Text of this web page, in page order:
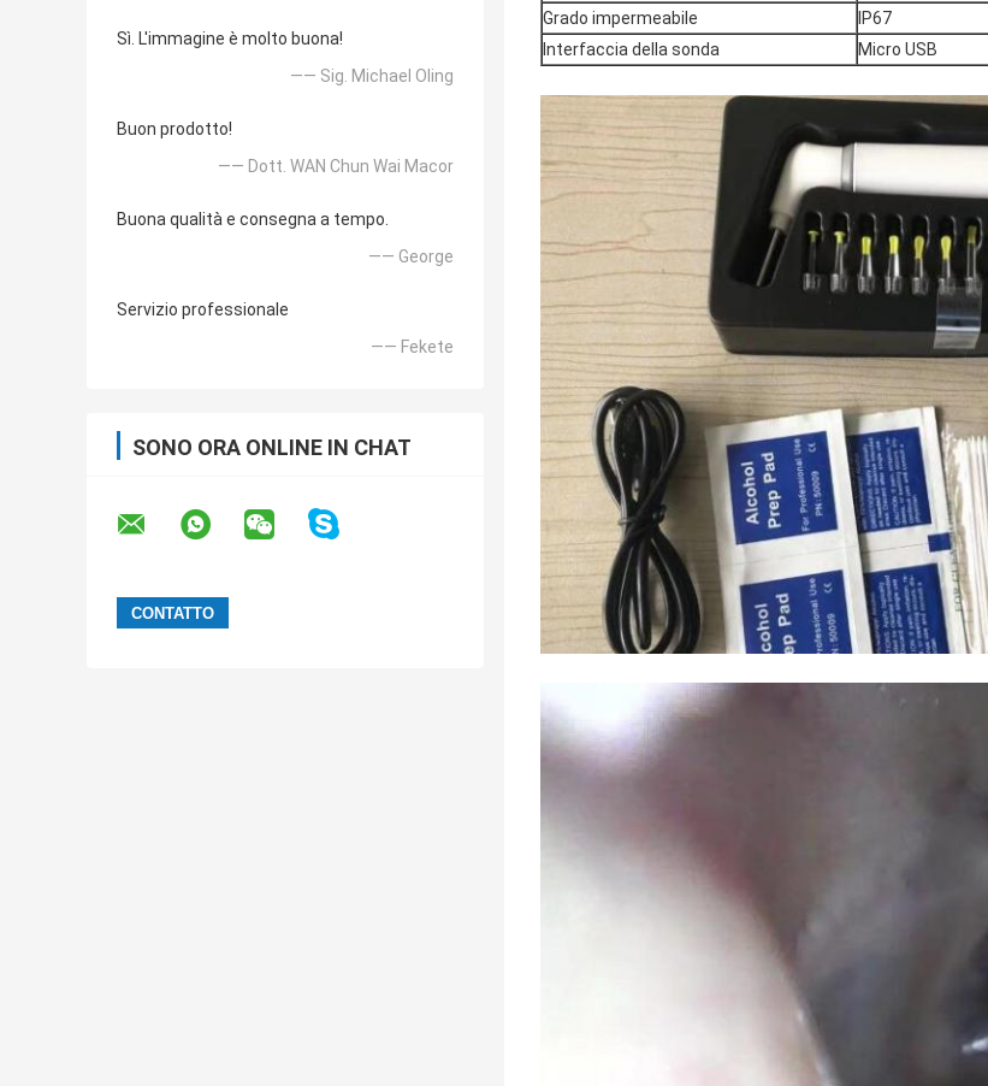
Sì. L'immagine è molto buona!
—— Sig. Michael Oling
Buon prodotto!
—— Dott. WAN Chun Wai Macor
Buona qualità e consegna a tempo.
—— George
Servizio professionale
—— Fekete
SONO ORA ONLINE IN CHAT
Grado impermeabile
IP67
Interfaccia della sonda
Micro USB